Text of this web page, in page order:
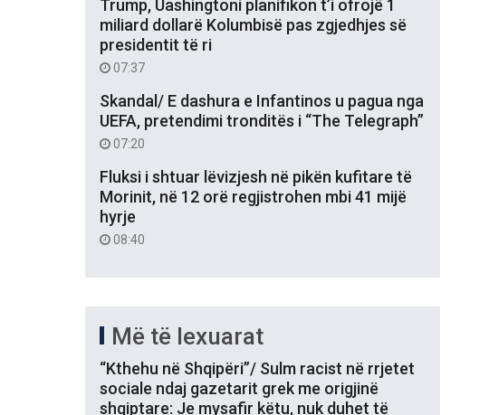
Trump, Uashingtoni planifikon t’i ofrojë 1
miliard dollarë Kolumbisë pas zgjedhjes së
presidentit të ri
07:37
Skandal/ E dashura e Infantinos u pagua nga
UEFA, pretendimi tronditës i “The Telegraph”
07:20
Fluksi i shtuar lëvizjesh në pikën kufitare të
Morinit, në 12 orë regjistrohen mbi 41 mijë
hyrje
08:40
Më të lexuarat
“Kthehu në Shqipëri”/ Sulm racist në rrjetet
sociale ndaj gazetarit grek me origjinë
shqiptare: Je mysafir këtu, nuk duhet të